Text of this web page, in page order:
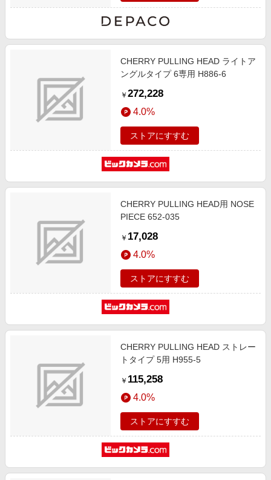
CHERRY PULLING HEAD ライトア
ングルタイプ 6専用 H886-6
￥ 272,228
4.0%
ストアにすすむ
CHERRY PULLING HEAD用 NOSE
PIECE 652-035
￥ 17,028
4.0%
ストアにすすむ
CHERRY PULLING HEAD ストレー
トタイプ 5用 H955-5
￥ 115,258
4.0%
ストアにすすむ